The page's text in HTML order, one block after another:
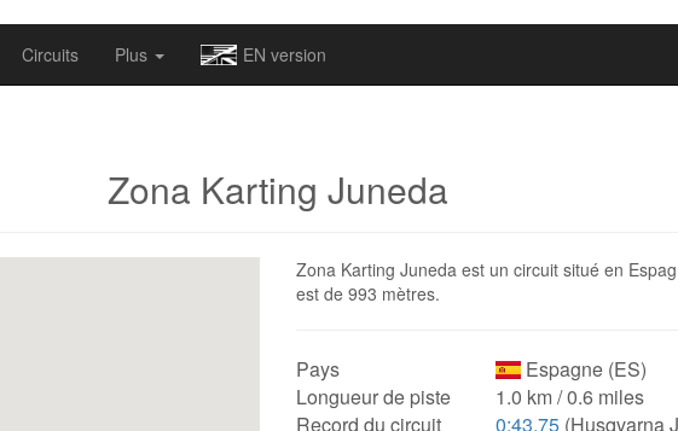
Circuits Plus EN version
Zona Karting Juneda
Zona Karting Juneda est un circuit situé en
est de 993 mètres.
Pays
Espagne (ES)
Longueur de piste
1.0 km / 0.6 miles
Record du circuit
0:43.75 (Husqvarna